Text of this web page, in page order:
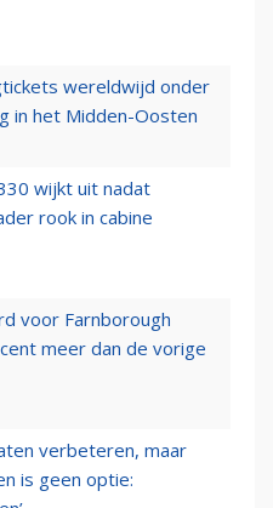
wereldwijd onder
in het Midden-Oosten
wijkt uit nadat
rook in cabine
voor Farnborough
meer dan de vorige
verbeteren, maar
is geen optie: